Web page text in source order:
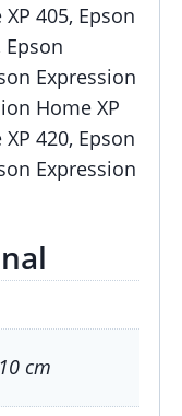
405, Epson
Epson
Expression
Home XP
420, Epson
Expression
cm